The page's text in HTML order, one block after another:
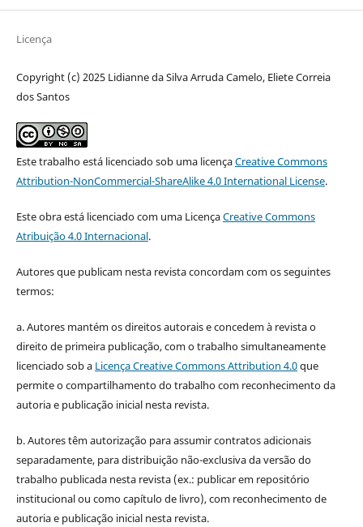
Licença
Copyright (c) 2025 Lidianne da Silva Arruda Camelo, Eliete Correia
dos Santos
Este trabalho está licenciado sob uma licençaCreative Commons
Attribution-NonCommercial-ShareAlike 4.0 International License.
Este obra está licenciado com uma LicençaCreative Commons
Atribuição 4.0 Internacional.
Autores que publicam nesta revista concordam com os seguintes
termos:
a. Autores mantém os direitos autorais e concedem à revista o
direito de primeira publicação, com o trabalho simultaneamente
licenciado sob a Licença Creative Commons Attribution 4.0que
permite o compartilhamento do trabalho com reconhecimento da
autoria e publicação inicial nesta revista.
b. Autores têm autorização para assumir contratos adicionais
separadamente, para distribuição não-exclusiva da versão do
trabalho publicada nesta revista (ex.: publicar em repositório
institucional ou como capítulo de livro), com reconhecimento de
autoria e publicação inicial nesta revista.